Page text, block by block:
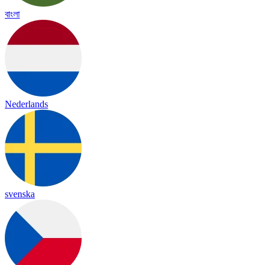
বাংলা
Nederlands
svenska